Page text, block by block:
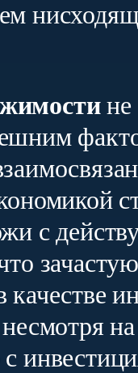
не
с
качестве
с